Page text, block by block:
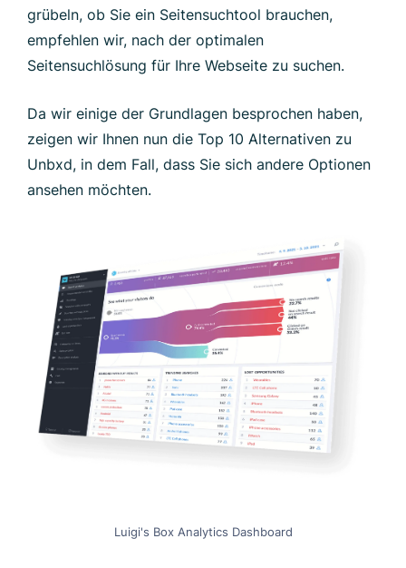
grübeln, ob Sie ein Seitensuchtool brauchen,
empfehlen wir, nach der optimalen
Seitensuchlösung für Ihre Webseite zu suchen.
Da wir einige der Grundlagen besprochen haben,
zeigen wir Ihnen nun die Top 10 Alternativen zu
Unbxd, in dem Fall, dass Sie sich andere Optionen
ansehen möchten.
Luigi's Box Analytics Dashboard